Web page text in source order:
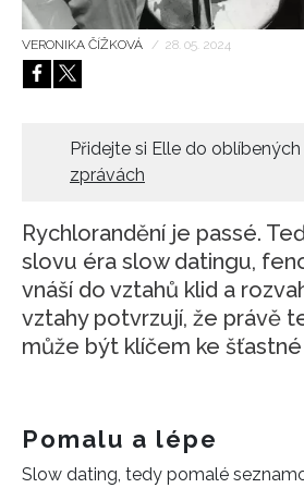
HOME
VERONIKA ČÍŽKOVÁ / 28. 05. 2024
Přidejte si Elle do oblíbených
zprávách
Rychlorandění je passé.
slovu éra slow datingu,
vnáší do vztahů klid a
vztahy potvrzují, že právě
může být klíčem ke
Pomalu a lépe
Slow dating, tedy pomalé